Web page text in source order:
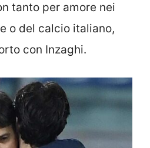
tanto per amore nei
o del calcio italiano,
con Inzaghi.